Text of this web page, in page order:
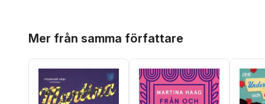
Mer från samma författare